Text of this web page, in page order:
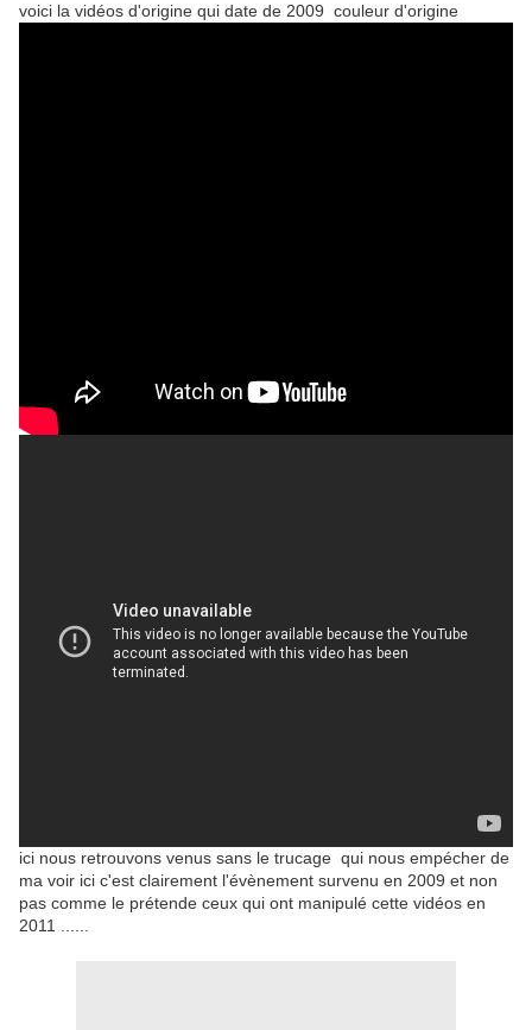
voici la vidéos d'origine qui date de 2009 couleur d'origine
ici nous retrouvons venus sans le trucage qui nous empécher de
ma voir ici c'est clairement l'évènement survenu en 2009 et non
pas comme le prétende ceux qui ont manipulé cette vidéos en
2011 ......